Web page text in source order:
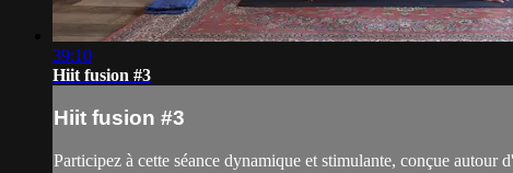
39:10
Hiit fusion #3
Hiit fusion #3
Participez à cette séance dynamique et stimulante, conçue